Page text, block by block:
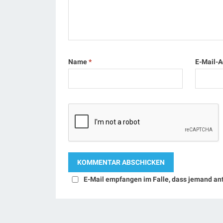
Name* E-Mail-
E-Mail empfangen im Falle, dass jemand